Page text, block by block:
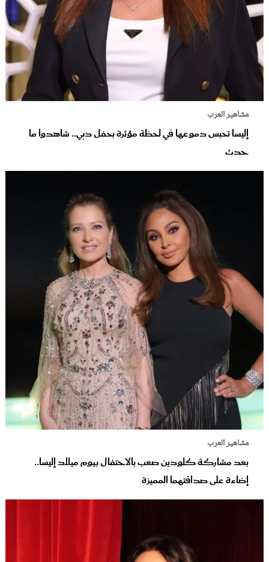
مشاهير العرب
إليسا تحبس دموعها في لحظة مؤثرة بحفل دبي.. شاهدوا ما
حدث
مشاهير العرب
بعد مشاركة كلودين صعب بالاحتفال بيوم ميلاد إليسا..
إضاءة على صداقتهما المميزة